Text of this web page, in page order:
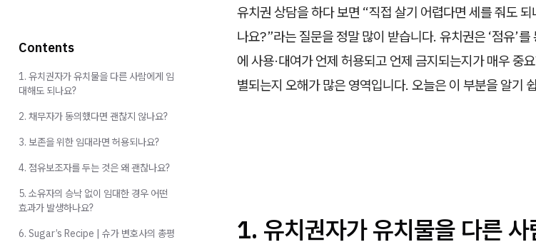
유치권 상담을 하다 보면 “직접 살기 어렵다면 세를 줘도
나요?”라는 질문을 정말 많이 받습니다. 유치권은 ‘점유’
에 사용·대여가 언제 허용되고 언제 금지되는지가 매우 중
별되는지 오해가 많은 영역입니다. 오늘은 이 부분을 알기
1. 유치권자가 유치물을 다른
Contents
1. 유치권자가 유치물을 다른 사람에게 임
대해도 되나요?
2. 채무자가 동의했다면 괜찮지 않나요?
3. 보존을 위한 임대라면 허용되나요?
4. 점유보조자를 두는 것은 왜 괜찮나요?
5. 소유자의 승낙 없이 임대한 경우 어떤
효과가 발생하나요?
6. Sugar’s Recipe | 슈가 변호사의 총평